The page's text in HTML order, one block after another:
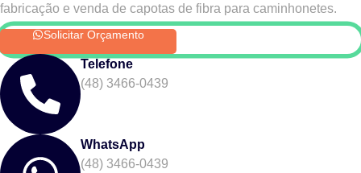
fabricação e venda de capotas de fibra para caminhonetes.
Solicitar Orçamento
Telefone
(48) 3466-0439
WhatsApp
(48) 3466-0439